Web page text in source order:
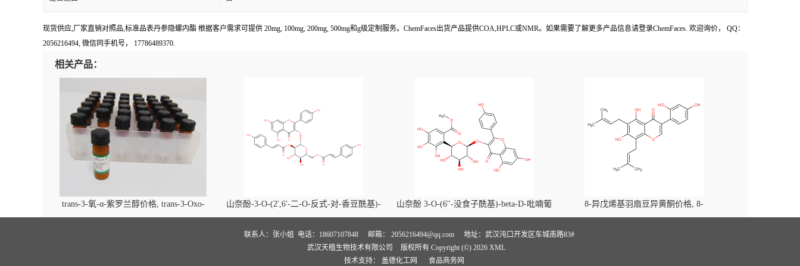
现货供应,厂家直销对照品,标准品表丹参隐螺内酯 根据客户需求可提供 20mg, 100mg, 200mg, 500mg和g级定制服务。ChemFaces出货产品提供COA,HPLC或NMR。如果需要了解更多产品信息请登录ChemFaces. 欢迎询价， QQ：
2056216494, 微信同手机号， 17786489370.
相关产品：
trans-3-氧-α-紫罗兰醇价格, trans-3-Oxo-
alpha-ionol对照品, CAS号:896107-70-3
山奈酚-3-O-(2',6'-二-O-反式-对-香豆酰基)-
beta-D-吡喃葡萄糖苷价格, Kaempferol-3-O-
(2',6'-di-O-trans-p-coumaroyl)-beta-D-
glucopyranoside对照品, CAS号:121651-61-4
山奈酚 3-O-(6''-没食子酰基)-beta-D-吡喃葡
萄糖苷价格, Kaempferol 3-O-(6''-galloyl)-
beta-D-glucopyranoside对照品, CAS
号:56317-05-6
8-异戊烯基羽扇豆异黄酮价格, 8-
Prenylluteone对照品, CAS号:125002-91-7
联系人：张小姐 电话：18607107848 邮箱： 2056216494@qq.com
地址：武汉沌口开发区车城南路83#
武汉天植生物技术有限公司
版权所有 Copyright (©) 2026 XML
技术支持： 盖德化工网 食品商务网